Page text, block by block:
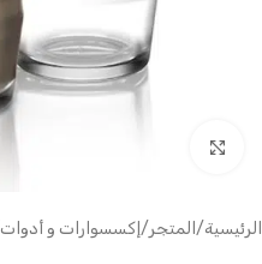
الرئيسية/ المتجر/ إكسسوارات و أدوات